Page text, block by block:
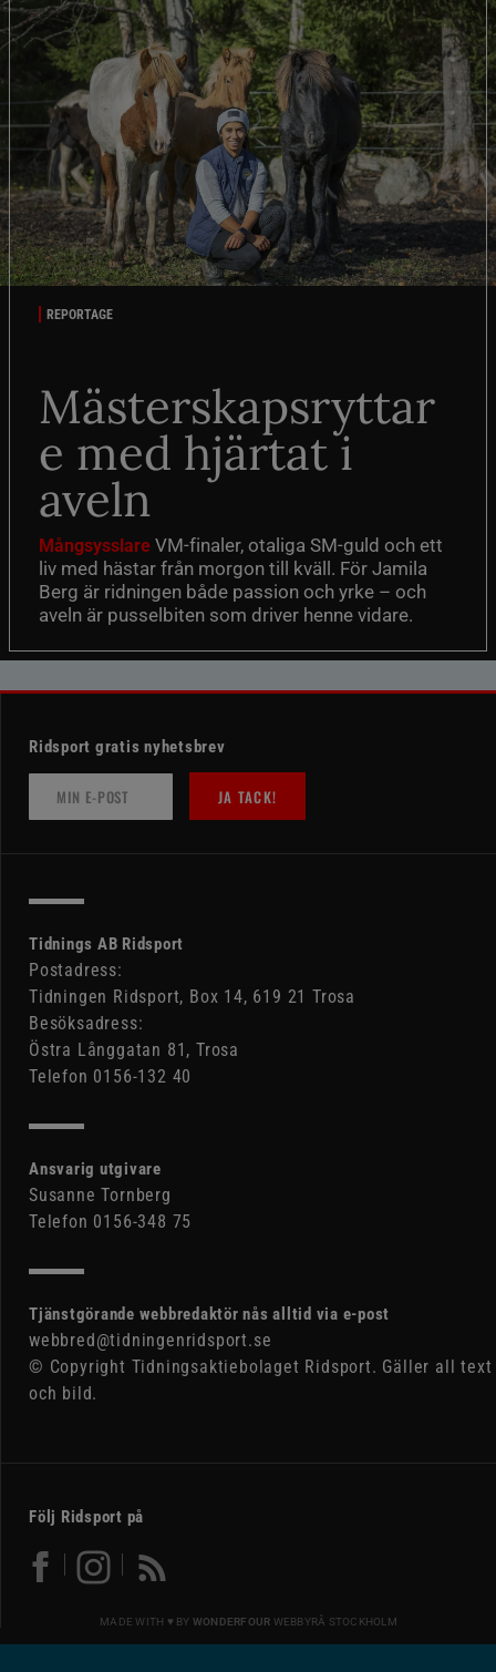
REPORTAGE
Mästerskapsryttar
e med hjärtat i
aveln
Mångsysslare VM-finaler, otaliga SM-guld och ett
liv med hästar från morgon till kväll. För Jamila
Berg är ridningen både passion och yrke – och
aveln är pusselbiten som driver henne vidare.
Ridsport gratis nyhetsbrev
JA TACK!
Tidnings AB Ridsport
Postadress:
Tidningen Ridsport, Box 14, 619 21 Trosa
Besöksadress:
Östra Långgatan 81, Trosa
Telefon 0156-132 40
Ansvarig utgivare
Susanne Tornberg
Telefon 0156-348 75
Tjänstgörande webbredaktör nås alltid via e-post
webbred@tidningenridsport.se
© Copyright Tidningsaktiebolaget Ridsport. Gäller all text
och bild.
Följ Ridsport på
MADE WITH ♥ BY WONDERFOUR WEBBYRÅ STOCKHOLM